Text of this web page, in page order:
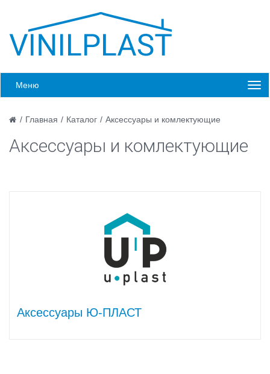
Меню
/ Главная / Каталог / Аксессуары и комлектующие
Аксессуары и комлектующие
Аксессуары Ю-ПЛАСТ